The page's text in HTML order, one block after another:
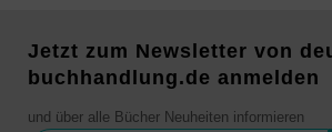
Jetzt zum Newsletter von
buchhandlung.de anmelden
und über alle Bücher Neuheiten informieren